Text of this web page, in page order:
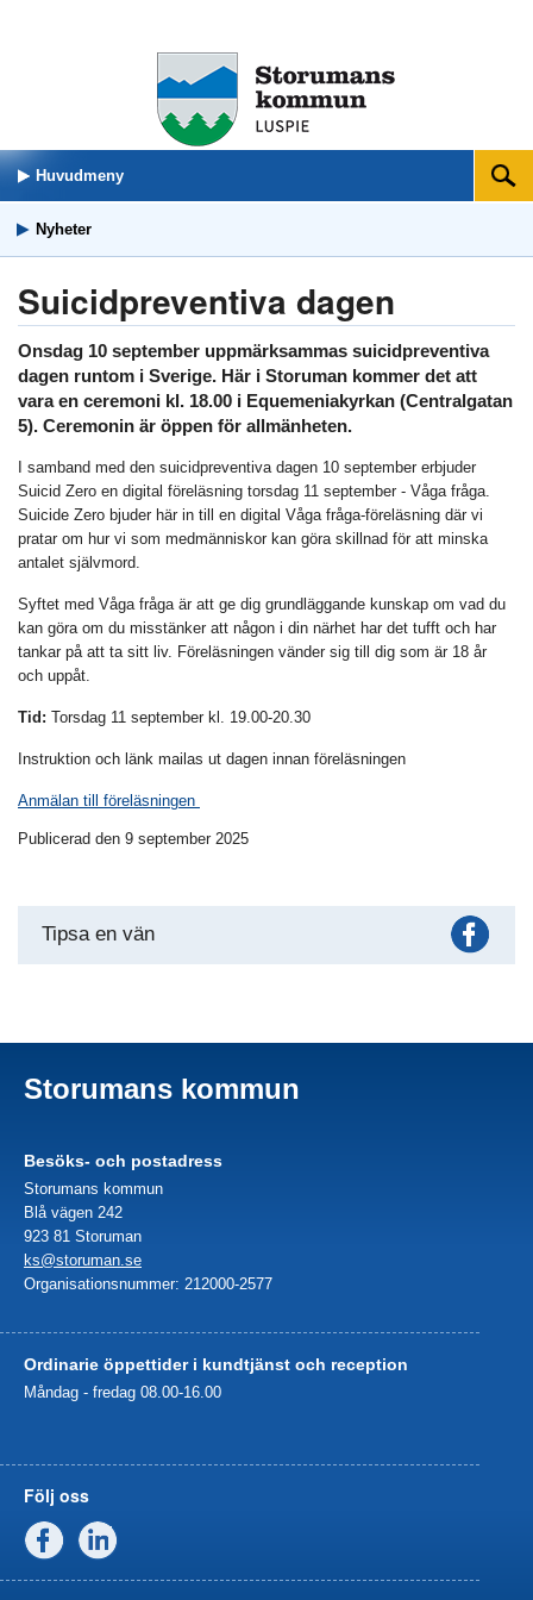
Huvudmeny Sök
Nyheter
Suicidpreventiva dagen
Onsdag 10 september uppmärksammas suicidpreventiva
dagen runtom i Sverige. Här i Storuman kommer det att
vara en ceremoni kl. 18.00 i Equemeniakyrkan (Centralgatan
5). Ceremonin är öppen för allmänheten.
I samband med den suicidpreventiva dagen 10 september erbjuder
Suicid Zero en digital föreläsning torsdag 11 september - Våga fråga.
Suicide Zero bjuder här in till en digital Våga fråga-föreläsning där vi
pratar om hur vi som medmänniskor kan göra skillnad för att minska
antalet självmord.
Syftet med Våga fråga är att ge dig grundläggande kunskap om vad du
kan göra om du misstänker att någon i din närhet har det tufft och har
tankar på att ta sitt liv. Föreläsningen vänder sig till dig som är 18 år
och uppåt.
Tid: Torsdag 11 september kl. 19.00-20.30
Instruktion och länk mailas ut dagen innan föreläsningen
Anmälan till föreläsningen
Publicerad den 9 september 2025
Tipsa en vän
Storumans kommun
Besöks- och postadress
Storumans kommun
Blå vägen 242
923 81 Storuman
ks@storuman.se
Organisationsnummer: 212000-2577
Ordinarie öppettider i kundtjänst och reception
Måndag - fredag 08.00-16.00
Följ oss
Facebook